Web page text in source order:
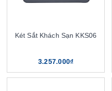
Két Sắt Khách Sạn KKS06
3.257.000₫